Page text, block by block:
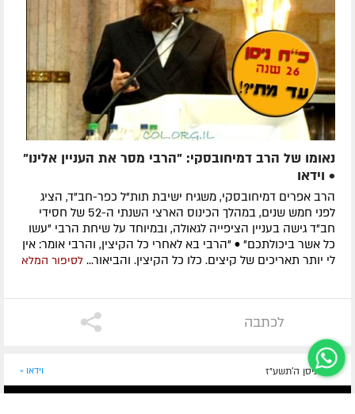
נאומו של הרב דמיחובסקי: "הרבי מסר את העניין אלינו"
• וידאו
הרב אפרים דמיחובסקי, משגיח ישיבת תות"ל כפר-חב"ד, הציג
לפני חמש שנים, במהלך הכינוס הארצי השנתי ה-52 של חסידי
חב"ד גישה בעניין הציפייה לגאולה, ובמיוחד על שיחת הרבי "עשו
כל אשר ביכולתכם" • "הרבי בא לאחרי כל הקיצין, והרבי אומר: אין
לי יותר תאריכים של קיצים. כלו כל הקיצין. והביאור... לסיפור המלא
לכתבה
כ"ח ניסן ה׳תשע״ז וידאו »